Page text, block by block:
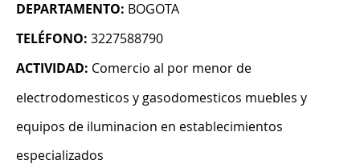
DEPARTAMENTO: BOGOTA
TELÉFONO: 3227588790
ACTIVIDAD: Comercio al por menor de
electrodomesticos y gasodomesticos muebles y
equipos de iluminacion en establecimientos
especializados